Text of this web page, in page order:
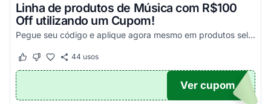
Linha de produtos de Música com R$100
Off utilizando um Cupom!
Pegue seu código e aplique agora mesmo em produtos selecionados para garantir seus descontos!
Este cupom funcionou
Este cupom não funcionou
44 usos
100
Ver cupom